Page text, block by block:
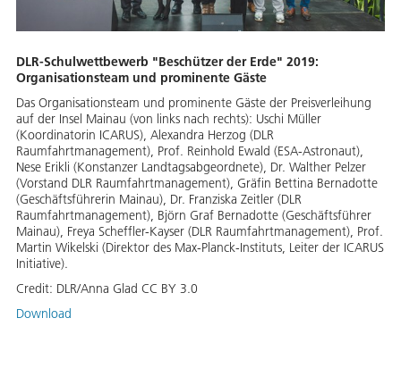
DLR-Schulwettbewerb "Beschützer der Erde" 2019:
Organisationsteam und prominente Gäste
Das Organisationsteam und prominente Gäste der Preisverleihung
auf der Insel Mainau (von links nach rechts): Uschi Müller
(Koordinatorin ICARUS), Alexandra Herzog (DLR
Raumfahrtmanagement), Prof. Reinhold Ewald (ESA-Astronaut),
Nese Erikli (Konstanzer Landtagsabgeordnete), Dr. Walther Pelzer
(Vorstand DLR Raumfahrtmanagement), Gräfin Bettina Bernadotte
(Geschäftsführerin Mainau), Dr. Franziska Zeitler (DLR
Raumfahrtmanagement), Björn Graf Bernadotte (Geschäftsführer
Mainau), Freya Scheffler-Kayser (DLR Raumfahrtmanagement), Prof.
Martin Wikelski (Direktor des Max-Planck-Instituts, Leiter der ICARUS
Initiative).
Credit: DLR/Anna Glad CC BY 3.0
Download